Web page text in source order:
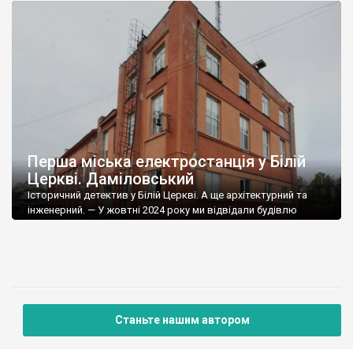
Перша міська електростанція у Білій
Церкві. Даміловський
Історичний детектив у Білій Церкві. А ще архітектурний та
інженерний. — У жовтні 2024 року ми відвідали будівлю
сказати як працювала станція, єдине точно, […]
Станьте нашим автором